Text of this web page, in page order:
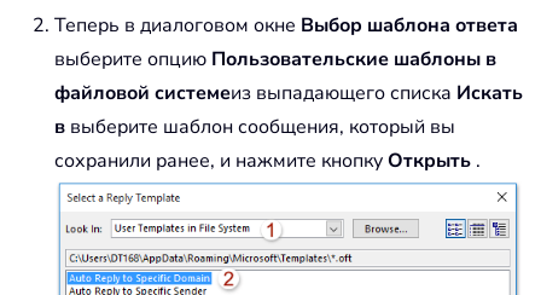
Теперь в диалоговом окне Выбор шаблона ответа
выберите опцию Пользовательские шаблоны в
файловой системеиз выпадающего списка Искать
в выберите шаблон сообщения, который вы
сохранили ранее, и нажмите кнопкуОткрыть .